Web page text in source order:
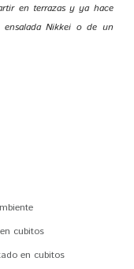
en terrazas y ya hace
Nikkei o de un
cubitos
en cubitos